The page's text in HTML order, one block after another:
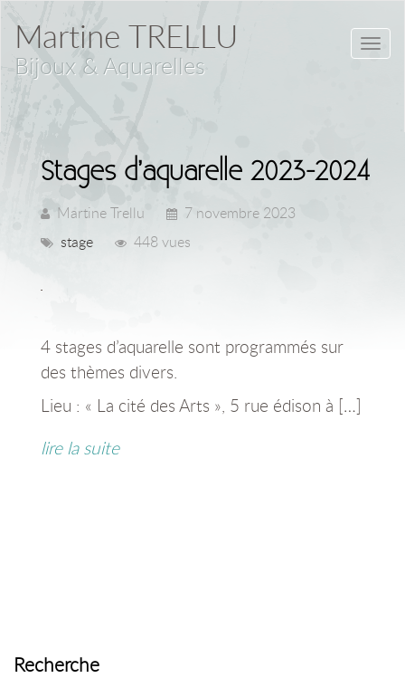
Martine TRELLU
Bijoux & Aquarelles
Stages d’aquarelle 2023-2024
Martine Trellu
7 novembre 2023
stage
448 vues
4 stages d’aquarelle sont programmés sur
des thèmes divers.
Lieu : « La cité des Arts », 5 rue édison à […]
lire la suite
Recherche